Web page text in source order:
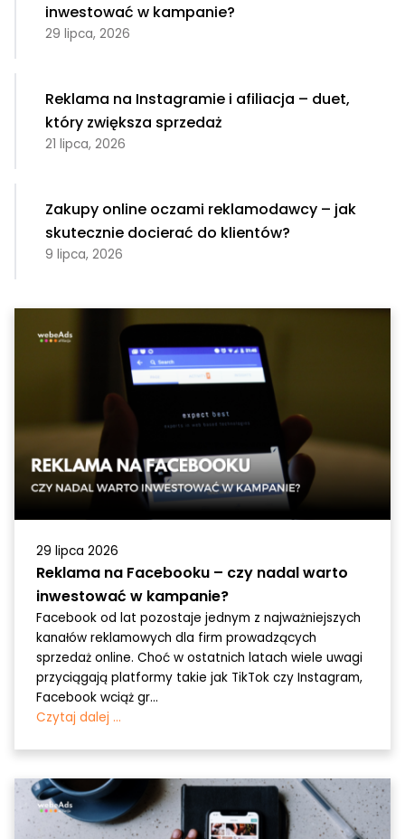
inwestować w kampanie?
29 lipca, 2026
Reklama na Instagramie i afiliacja – duet,
który zwiększa sprzedaż
21 lipca, 2026
Zakupy online oczami reklamodawcy – jak
skutecznie docierać do klientów?
9 lipca, 2026
29 lipca 2026
Reklama na Facebooku – czy nadal warto
inwestować w kampanie?
Facebook od lat pozostaje jednym z najważniejszych
kanałów reklamowych dla firm prowadzących
sprzedaż online. Choć w ostatnich latach wiele uwagi
przyciągają platformy takie jak TikTok czy Instagram,
Facebook wciąż gr...
Czytaj dalej ...